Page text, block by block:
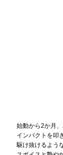
始動から2か月
インパクトを叩
駆け抜けるよう